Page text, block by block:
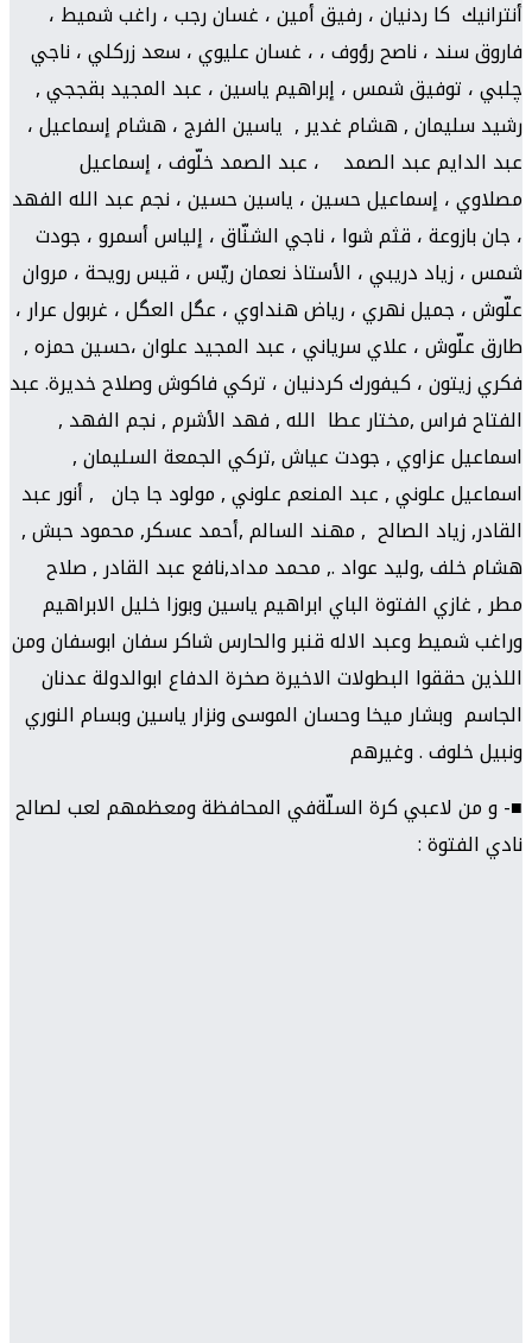
أنترانيك كا ردنيان ، رفيق أمين ، غسان رجب ، راغب شميط ،
فاروق سند ، ناصح رؤوف ، ، غسان عليوي ، سعد زركلي ، ناجي
چلبي ، توفيق شمس ، إبراهيم ياسين ، عبد المجيد بقججي ,
رشيد سليمان , هشام غدير , ياسين الفرج ، هشام إسماعيل ،
عبد الدايم عبد الصمد ، عبد الصمد خلّوف ، إسماعيل
مصلاوي ، إسماعيل حسين ، ياسين حسين ، نجم عبد الله الفهد
، جان بازوعة ، قثم شوا ، ناجي الشنّاق ، إلياس أسمرو ، جودت
شمس ، زياد دريبي ، الأستاذ نعمان ريّس ، قيس رويحة ، مروان
علّوش ، جميل نهري ، رياض هنداوي ، عگل العگل ، غربول عرار ،
طارق علّوش ، علاي سرياني ، عبد المجيد علوان ،حسين حمزه ,
فكري زيتون ، كيفورك كردنيان ، تركي فاكوش وصلاح خديرة. عبد
الفتاح فراس ,مختار عطا الله , فهد الأشرم , نجم الفهد ,
اسماعيل عزاوي , جودت عياش ,تركي الجمعة السليمان ,
اسماعيل علوني , عبد المنعم علوني , مولود جا جان , أنور عبد
القادر, زياد الصالح , مهند السالم ,أحمد عسكر, محمود حبش ,
هشام خلف ,وليد عواد ., محمد مداد,نافع عبد القادر , صلاح
مطر , غازي الفتوة الباي ابراهيم ياسين وبوزا خليل الابراهيم
وراغب شميط وعبد الاله قنبر والحارس شاكر سفان ابوسفان ومن
اللذين حققوا البطولات الاخيرة صخرة الدفاع ابوالدولة عدنان
الجاسم وبشار ميخا وحسان الموسى ونزار ياسين وبسام النوري
ونبيل خلوف . وغيرهم
■- و من لاعبي كرة السلّةفي المحافظة ومعظمهم لعب لصالح
نادي الفتوة :